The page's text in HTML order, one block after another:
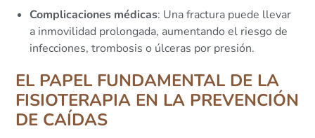
Complicaciones médicas: Una fractura puede llevar
a inmovilidad prolongada, aumentando el riesgo de
infecciones, trombosis o úlceras por presión.
EL PAPEL FUNDAMENTAL DE LA
FISIOTERAPIA EN LA PREVENCIÓN
DE CAÍDAS